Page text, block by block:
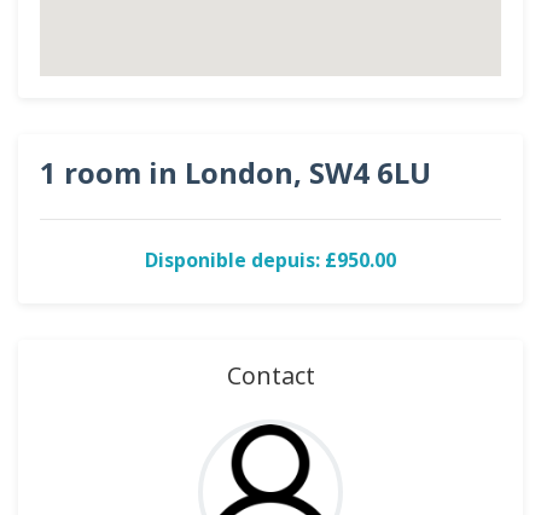
1 room in London, SW4 6LU
Disponible depuis: £950.00
Contact